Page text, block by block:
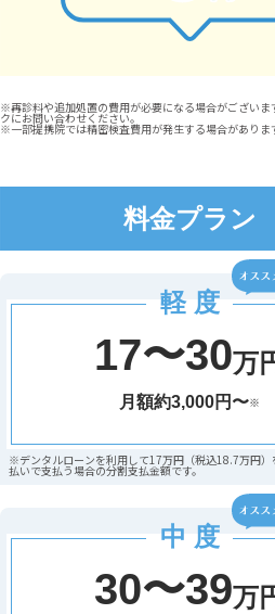
※再診料や追加処置の費用が必要になる場合がございま
クにお問い合わせください。
※一部提携院では精密検査費用が発生する場合がありま
料金プラン
軽 度
17〜30万
月額約3,000円〜※
※デンタルローンを利用して17万円（税込18.7万円
払いで支払う場合の分割支払金額です。
中 度
30〜39万